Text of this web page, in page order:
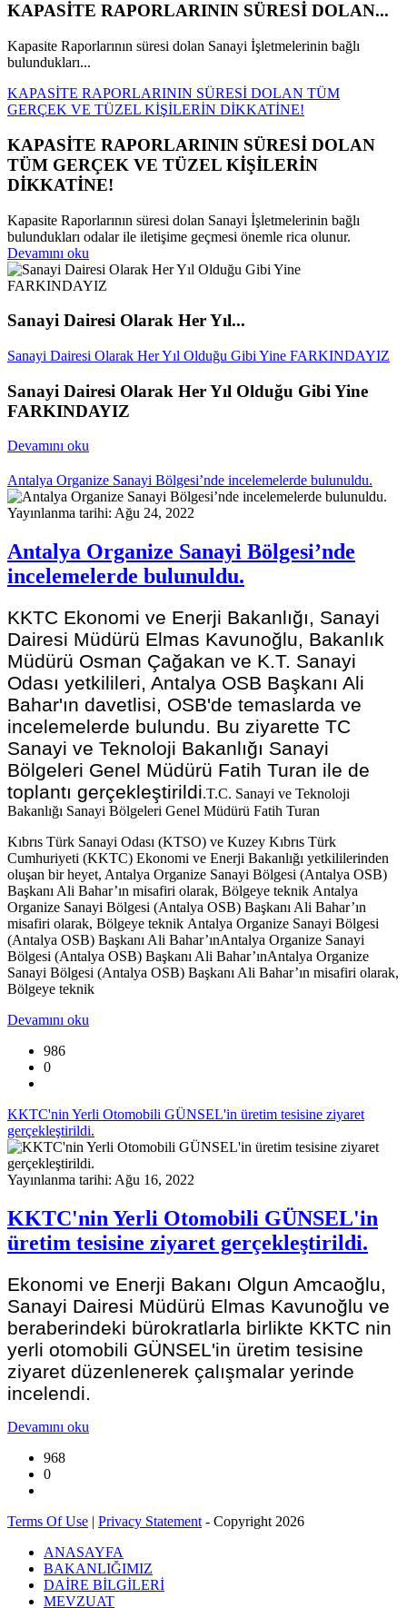
KAPASİTE RAPORLARININ SÜRESİ DOLAN...
Kapasite Raporlarının süresi dolan Sanayi İşletmelerinin bağlı
bulundukları...
KAPASİTE RAPORLARININ SÜRESİ DOLAN TÜM
GERÇEK VE TÜZEL KİŞİLERİN DİKKATİNE!
KAPASİTE RAPORLARININ SÜRESİ DOLAN
TÜM GERÇEK VE TÜZEL KİŞİLERİN
DİKKATİNE!
Kapasite Raporlarının süresi dolan Sanayi İşletmelerinin bağlı
bulundukları odalar ile iletişime geçmesi önemle rica olunur.
Devamını oku
Sanayi Dairesi Olarak Her Yıl...
Sanayi Dairesi Olarak Her Yıl Olduğu Gibi Yine FARKINDAYIZ
Sanayi Dairesi Olarak Her Yıl Olduğu Gibi Yine
FARKINDAYIZ
Devamını oku
Antalya Organize Sanayi Bölgesi’nde incelemelerde bulunuldu.
Yayınlanma tarihi: Ağu 24, 2022
Antalya Organize Sanayi Bölgesi’nde
incelemelerde bulunuldu.
KKTC Ekonomi ve Enerji Bakanlığı, Sanayi
Dairesi Müdürü Elmas Kavunoğlu, Bakanlık
Müdürü Osman Çağakan ve K.T. Sanayi
Odası yetkilileri, Antalya OSB Başkanı Ali
Bahar'ın davetlisi, OSB'de temaslarda ve
incelemelerde bulundu. Bu ziyarette TC
Sanayi ve Teknoloji Bakanlığı Sanayi
Bölgeleri Genel Müdürü Fatih Turan ile de
toplantı gerçekleştirildi.T.C. Sanayi ve Teknoloji
Bakanlığı Sanayi Bölgeleri Genel Müdürü Fatih Turan
Kıbrıs Türk Sanayi Odası (KTSO) ve Kuzey Kıbrıs Türk
Cumhuriyeti (KKTC) Ekonomi ve Enerji Bakanlığı yetkililerinden
oluşan bir heyet, Antalya Organize Sanayi Bölgesi (Antalya OSB)
Başkanı Ali Bahar’ın misafiri olarak, Bölgeye teknik Antalya
Organize Sanayi Bölgesi (Antalya OSB) Başkanı Ali Bahar’ın
misafiri olarak, Bölgeye teknik Antalya Organize Sanayi Bölgesi
(Antalya OSB) Başkanı Ali Bahar’ınAntalya Organize Sanayi
Bölgesi (Antalya OSB) Başkanı Ali Bahar’ınAntalya Organize
Sanayi Bölgesi (Antalya OSB) Başkanı Ali Bahar’ın misafiri olarak,
Bölgeye teknik
Devamını oku
986
0
KKTC'nin Yerli Otomobili GÜNSEL'in üretim tesisine ziyaret
gerçekleştirildi.
Yayınlanma tarihi: Ağu 16, 2022
KKTC'nin Yerli Otomobili GÜNSEL'in
üretim tesisine ziyaret gerçekleştirildi.
Ekonomi ve Enerji Bakanı Olgun Amcaoğlu,
Sanayi Dairesi Müdürü Elmas Kavunoğlu ve
beraberindeki bürokratlarla birlikte KKTC nin
yerli otomobili GÜNSEL'in üretim tesisine
ziyaret düzenlenerek çalışmalar yerinde
incelendi.
Devamını oku
968
0
Terms Of Use | Privacy Statement - Copyright 2026
ANASAYFA
BAKANLIĞIMIZ
DAİRE BİLGİLERİ
MEVZUAT